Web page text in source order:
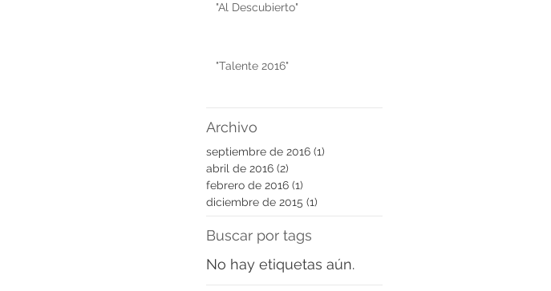
"Al Descubierto"
"Talente 2016"
Archivo
septiembre de 2016 (1)
abril de 2016 (2)
febrero de 2016 (1)
diciembre de 2015 (1)
Buscar por tags
No hay etiquetas aún.